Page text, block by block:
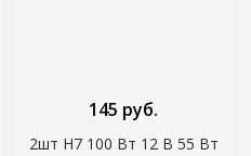
2шт H7 100 Вт 12 В 55 Вт
145 руб.